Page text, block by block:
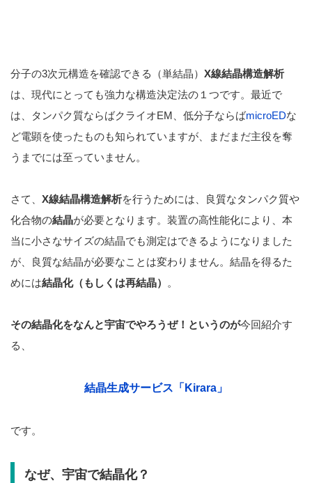
分子の3次元構造を確認できる（単結晶） X線結晶構造解析
は、現代にとっても強力な構造決定法の１つです。最近で
は、タンパク質ならばクライオEM、低分子ならばmicroEDな
ど電顕を使ったものも知られていますが、まだまだ主役を奪
うまでには至っていません。
さて、 X線結晶構造解析を行うためには、良質なタンパク質や
化合物の結晶が必要となります。装置の高性能化により、本
当に小さなサイズの結晶でも測定はできるようになりました
が、良質な結晶が必要なことは変わりません。結晶を得るた
めには結晶化（もしくは再結晶） 。
その結晶化をなんと宇宙でやろうぜ！というのが今回紹介す
る、
結晶生成サービス「Kirara」
です。
なぜ、宇宙で結晶化？